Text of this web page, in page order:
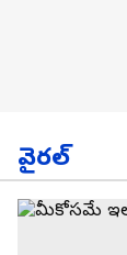
వైరల్